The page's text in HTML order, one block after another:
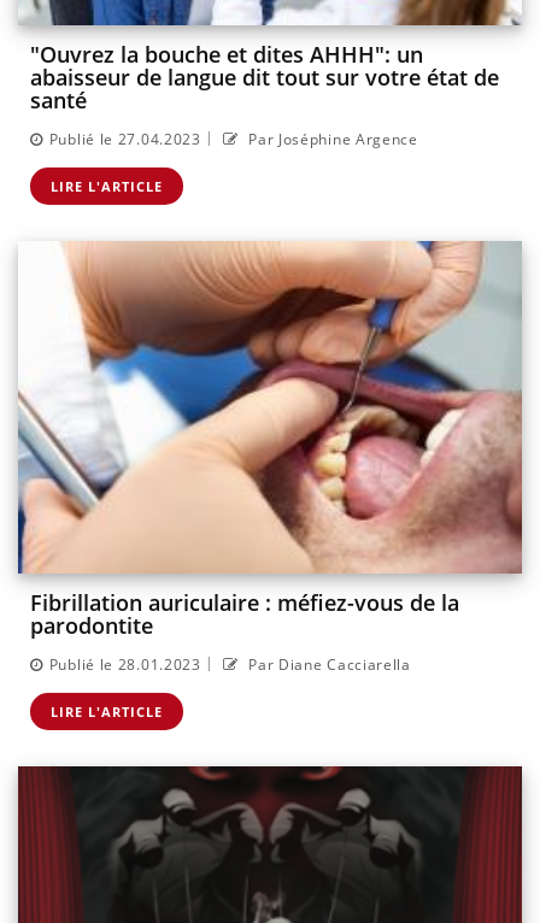
"Ouvrez la bouche et dites AHHH": un
abaisseur de langue dit tout sur votre état de
santé
Publié le 27.04.2023 | Par Joséphine Argence
LIRE L'ARTICLE
Fibrillation auriculaire : méfiez-vous de la
parodontite
Publié le 28.01.2023 | Par Diane Cacciarella
LIRE L'ARTICLE